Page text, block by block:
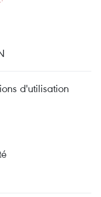
d'utilisation